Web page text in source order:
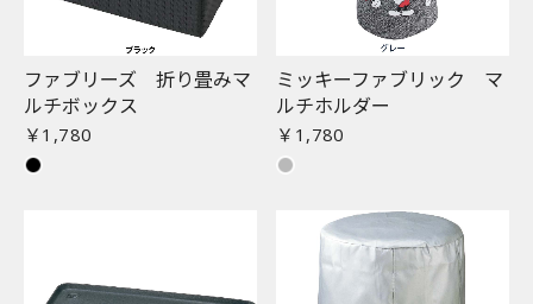
ファブリーズ 折り畳みマ
ルチボックス
￥1,780
ミッキーファブリック マ
ルチホルダー
￥1,780